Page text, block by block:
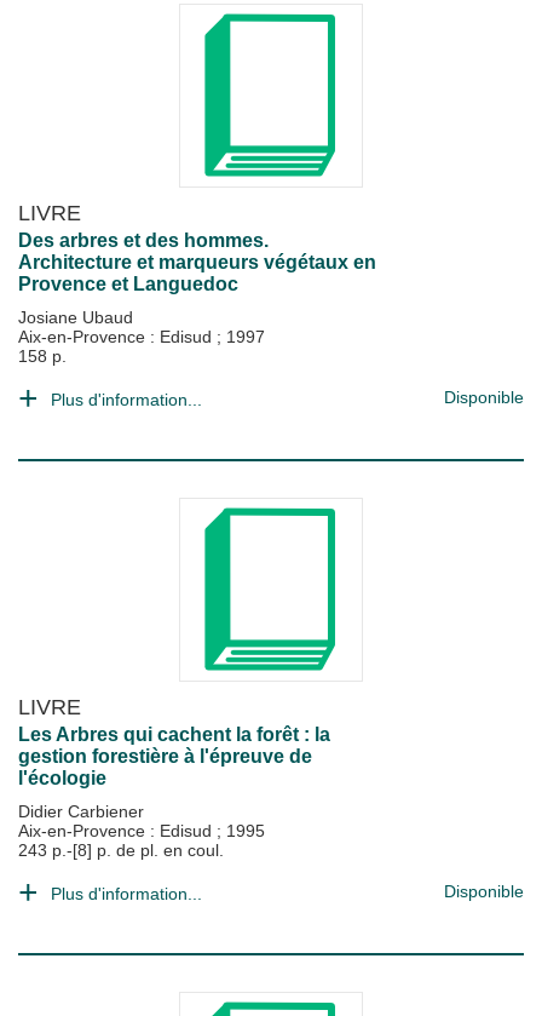
LIVRE
Des arbres et des hommes.
Architecture et marqueurs végétaux en
Provence et Languedoc
Josiane Ubaud
Aix-en-Provence : Edisud ; 1997
158 p.
Plus d'information... Disponible
LIVRE
Les Arbres qui cachent la forêt : la
gestion forestière à l'épreuve de
l'écologie
Didier Carbiener
Aix-en-Provence : Edisud ; 1995
243 p.-[8] p. de pl. en coul.
Plus d'information... Disponible